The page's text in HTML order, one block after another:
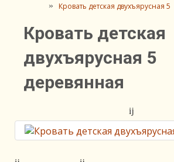
Кровать детская двухъярусная 5
Кровать детская
двухъярусная 5
деревянная